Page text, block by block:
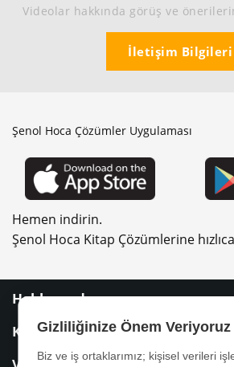
Videolar hakkında görüş ve
İletişim Bilgileri
Şenol Hoca Çözümler Uygulaması
Hemen indirin.
Şenol Hoca Kitap Çözümlerine
Hakkımızda
Kitaplar
Gizliliğinize Önem Veriyoruz
Biz ve iş ortaklarımız; kişisel verileri